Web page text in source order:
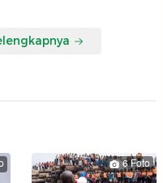
6 Foto